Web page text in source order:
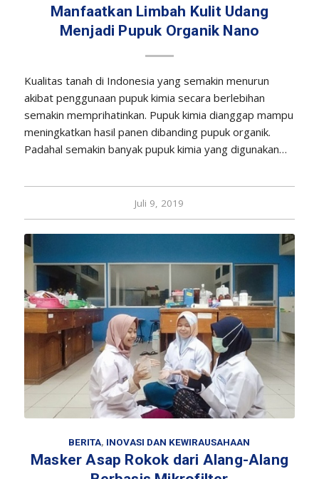
Manfaatkan Limbah Kulit Udang
Menjadi Pupuk Organik Nano
Kualitas tanah di Indonesia yang semakin menurun
akibat penggunaan pupuk kimia secara berlebihan
semakin memprihatinkan. Pupuk kimia dianggap mampu
meningkatkan hasil panen dibanding pupuk organik.
Padahal semakin banyak pupuk kimia yang digunakan…
Juli 9, 2019
BERITA, INOVASI DAN KEWIRAUSAHAAN
Masker Asap Rokok dari Alang-Alang